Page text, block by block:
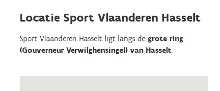
Locatie Sport Vlaanderen Hasselt
Sport Vlaanderen Hasselt ligt langs de grote ring
(Gouverneur Verwilghensingel) van Hasselt.